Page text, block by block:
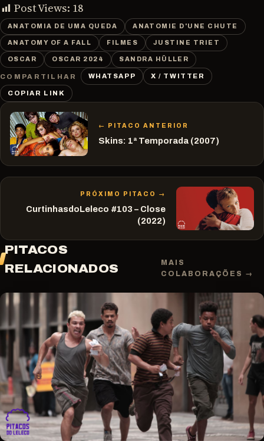
Post Views: 18
ANATOMIA DE UMA QUEDA ANATOMIE D'UNE CHUTE
ANATOMY OF A FALL FILMES JUSTINE TRIET
OSCAR OSCAR 2024 SANDRA HÜLLER
COMPARTILHAR WHATSAPP X / TWITTER
COPIAR LINK
← PITACO ANTERIOR
Skins: 1ª Temporada (2007)
PRÓXIMO PITACO →
CurtinhasdoLeleco #103 – Close
(2022)
PITACOS
RELACIONADOS
MAIS
COLABORAÇÕES →